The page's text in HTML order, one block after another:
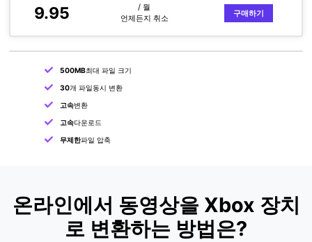
9.95
/ 월
언제든지 취소
구매하기
500MB최대 파일 크기
30개 파일동시 변환
고속변환
고속다운로드
무제한파일 압축
온라인에서 동영상을 Xbox 장치
로 변환하는 방법은?